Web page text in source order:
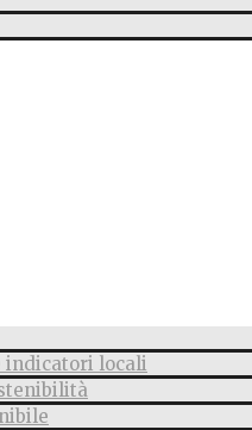
indicatori locali